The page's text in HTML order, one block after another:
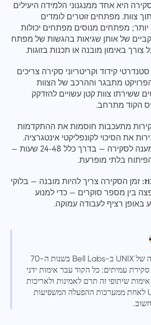
היא אחד ממנגנוני הלמידה היעילים
צוות. מפתחים זוטרים לומדים
מפתחים מנוסים מפתחים יכולות
של אותן שגיאות בהגשות של מפתח
צורך באימון מובנה או תכנות בזוגות.
סטנדרטי קידוד וקריטריוני סקירה צריכים
מתבגר וההרכב של הצוות
ששירתו צוות קטן עשויים להזדקק
הקוד מתרחב.
מתעכבות חוסמות את ההתקדמות
את הסיכוי לקונפליקטי אינטגרציה.
SLA פנימי לזמן מענה לסקירה — בדרך כלל 24-48 שעות —
בלתי מופרעת.
זמן הסקירה צריך להיות מובנה — בלוקי
בין מספר סוקרים — כדי למנוע
באופן רציף לעבודה עמוקה.
פיתוח הגרסה הראשונה של UNIX ב-Bell Labs בשנות ה-70
עמיתים: כל הקוד עבר אימות ידני
אימות שיתופי זה תרם לאמינות ולאריכות
הימים שעשו את UNIX לאחת ממערכות ההפעלה המשפיעות